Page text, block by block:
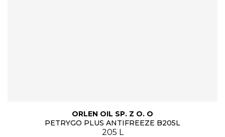
ORLEN OIL SP. Z O. O
PETRYGO PLUS ANTIFREEZE B205L
205 L